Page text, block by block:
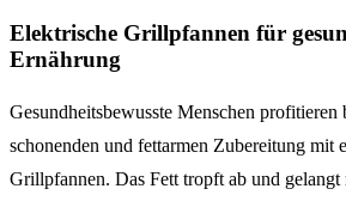
Elektrische Grillpfannen für
Ernährung
Gesundheitsbewusste Menschen profitieren
schonenden und fettarmen Zubereitung mit
Grillpfannen. Das Fett tropft ab und